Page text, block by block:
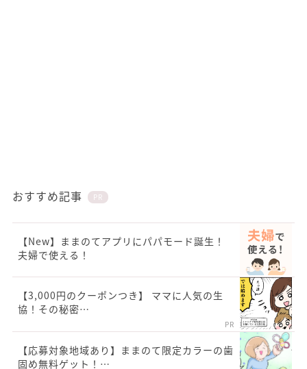
おすすめ記事 PR
【New】ままのてアプリにパパモード誕生！
夫婦で使える！
【3,000円のクーポンつき】 ママに人気の生
協！その秘密…
PR
【応募対象地域あり】ままのて限定カラーの歯
固め無料ゲット！…